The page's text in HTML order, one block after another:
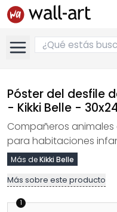
Póster del desfile
- Kikki Belle -
Compañeros
para habitaciones
Más deKikki Belle
Más sobre este producto
1